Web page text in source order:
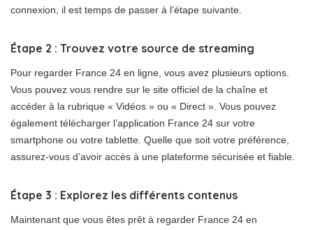
connexion, il est temps de passer à l’étape suivante.
Étape 2 : Trouvez votre source de streaming
Pour regarder France 24 en ligne, vous avez plusieurs options.
Vous pouvez vous rendre sur le site officiel de la chaîne et
accéder à la rubrique « Vidéos » ou « Direct ». Vous pouvez
également télécharger l’application France 24 sur votre
smartphone ou votre tablette. Quelle que soit votre préférence,
assurez-vous d’avoir accès à une plateforme sécurisée et fiable.
Étape 3 : Explorez les différents contenus
Maintenant que vous êtes prêt à regarder France 24 en